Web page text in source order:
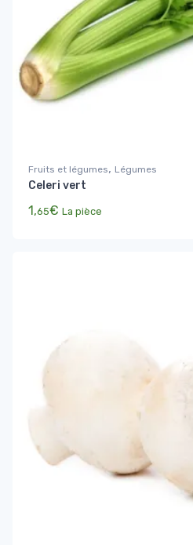
Fruits et légumes, Légumes
Celeri vert
1,65€ La pièce